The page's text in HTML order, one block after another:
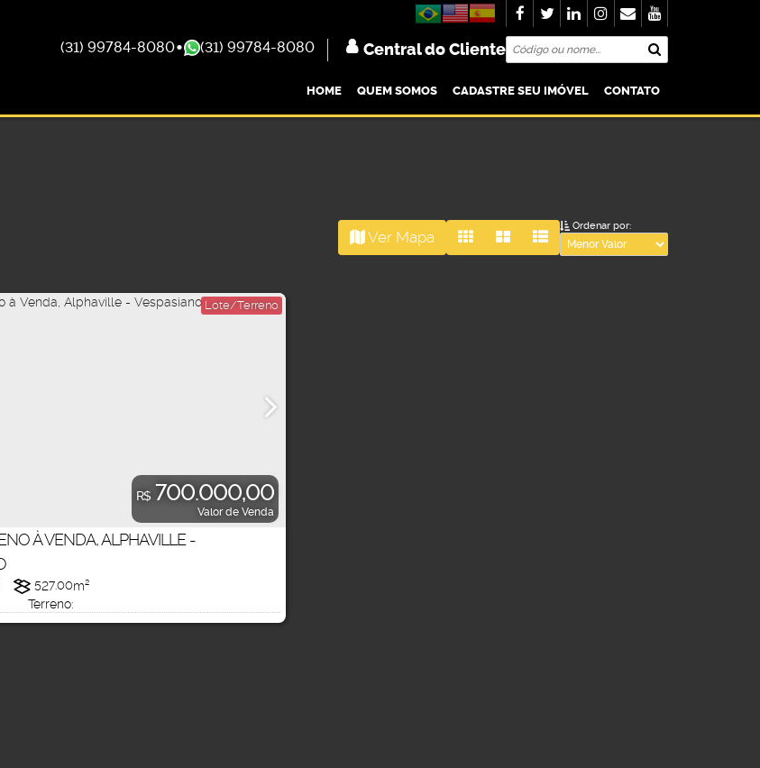
Central do Cliente
(31) 99784-8080 (31) 99784-8080
CONTATO
CADASTRE SEU IMÓVEL
QUEM SOMOS
HOME
Ver Mapa
Ordenar por:
Lote/Terreno
R$700.000,00
Valor de Venda
À VENDA, ALPHAVILLE -
Terreno:
527.00m²